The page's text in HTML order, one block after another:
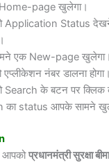
page खुलेगा।
Application Status
एक New-page खुलेगा।
नंबर डालना होगा।
Search के बटन पर क्लिक
का status आपके सामने खुल
आपकोप्रधानमंत्री सुरक्षा